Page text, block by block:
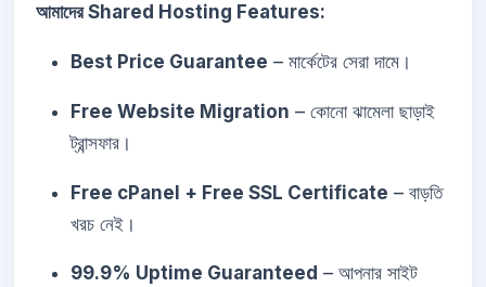
আমাদের Shared Hosting Features:
Best Price Guarantee – মার্কেটের সেরা দামে।
Free Website Migration – কোনো ঝামেলা ছাড়াই
ট্রান্সফার।
Free cPanel + Free SSL Certificate – বাড়তি
খরচ নেই।
99.9% Uptime Guaranteed – আপনার সাইট